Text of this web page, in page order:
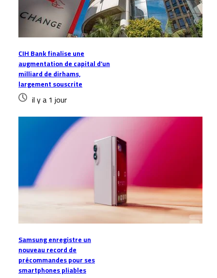
CIH Bank finalise une
augmentation de capital d’un
milliard de dirhams,
largement souscrite
il y a 1 jour
Samsung enregistre un
nouveau record de
précommandes pour ses
smartphones pliables